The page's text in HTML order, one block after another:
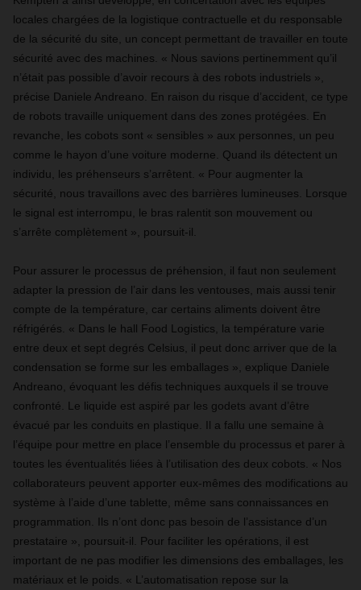
locales chargées de la logistique contractuelle et du responsable
de la sécurité du site, un concept permettant de travailler en toute
sécurité avec des machines. « Nous savions pertinemment qu’il
n’était pas possible d’avoir recours à des robots industriels »,
précise Daniele Andreano. En raison du risque d’accident, ce type
de robots travaille uniquement dans des zones protégées. En
revanche, les cobots sont « sensibles » aux personnes, un peu
comme le hayon d’une voiture moderne. Quand ils détectent un
individu, les préhenseurs s’arrêtent. « Pour augmenter la
sécurité, nous travaillons avec des barrières lumineuses. Lorsque
le signal est interrompu, le bras ralentit son mouvement ou
s’arrête complètement », poursuit-il.
Pour assurer le processus de préhension, il faut non seulement
adapter la pression de l’air dans les ventouses, mais aussi tenir
compte de la température, car certains aliments doivent être
réfrigérés. « Dans le hall Food Logistics, la température varie
entre deux et sept degrés Celsius, il peut donc arriver que de la
condensation se forme sur les emballages », explique Daniele
Andreano, évoquant les défis techniques auxquels il se trouve
confronté. Le liquide est aspiré par les godets avant d’être
évacué par les conduits en plastique. Il a fallu une semaine à
l’équipe pour mettre en place l’ensemble du processus et parer à
toutes les éventualités liées à l’utilisation des deux cobots. « Nos
collaborateurs peuvent apporter eux-mêmes des modifications au
système à l’aide d’une tablette, même sans connaissances en
programmation. Ils n’ont donc pas besoin de l’assistance d’un
prestataire », poursuit-il. Pour faciliter les opérations, il est
important de ne pas modifier les dimensions des emballages, les
matériaux et le poids. « L’automatisation repose sur la